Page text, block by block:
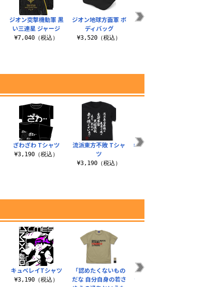
ジオン突撃機動軍 黒
い三連星 ジャージ
¥7,040（税込）
ジオン地球方面軍 ボ
ディバッグ
¥3,520（税込）
ジオン軍 レインポン
ざわざわ Tシャツ
¥3,190（税込）
流派東方不敗 Tシャ
ツ
¥3,190（税込）
キングオブハートTシ
キュベレイTシャツ
¥3,190（税込）
「認めたくないもの
だな 自分自身の若さ
描き下ろし ウェイブ
ライダー 100cmタペ